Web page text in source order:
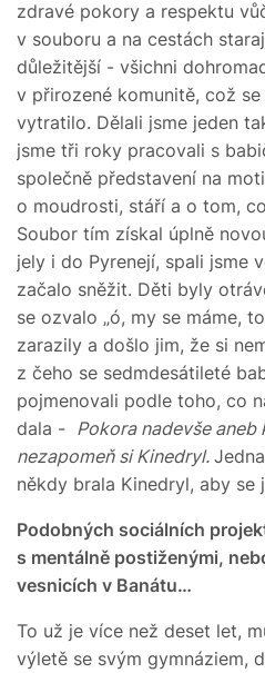
zdravé pokory a respektu
v souboru a na cestách
důležitější - všichni
v přirozené komunitě, což
vytratilo. Dělali jsme jeden
jsme tři roky pracovali s
společně představení na
o moudrosti, stáří a o tom,
Soubor tím získal úplně
jely i do Pyrenejí, spali jsme
začalo sněžit. Děti byly
se ozvalo „ó, my se máme,
zarazily a došlo jim, že si
z čeho se sedmdesátileté
pojmenovali podle toho, co
dala - Pokora nadevše
nezapomeň si Kinedryl.
někdy brala Kinedryl, aby se
Podobných sociálních
s mentálně postiženými,
vesnicích v Banátu…
To už je více než deset let,
výletě se svým gymnáziem,